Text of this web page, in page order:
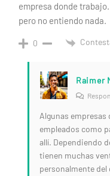
empresa donde
pero no entiendo nada.
0
Raimer
Algunas
empleados como
allí. Dependiendo
tienen muchas
personalmente